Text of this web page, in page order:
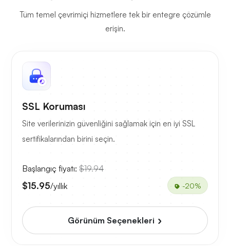
Tüm temel çevrimiçi hizmetlere tek bir entegre çözümle
erişin.
SSL Koruması
Site verilerinizin güvenliğini sağlamak için en iyi SSL
sertifikalarından birini seçin.
Başlangıç fiyatı: $19.94
$15.95/yıllık -20%
Görünüm Seçenekleri